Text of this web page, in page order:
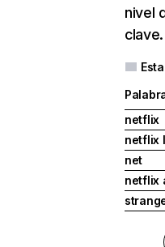
nivel
clave.
netflix
netflix
net
netflix